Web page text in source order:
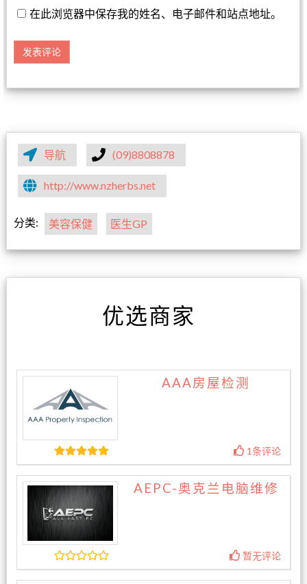
在此浏览器中保存我的姓名、电子邮件和站点地址。
导航 (09)8808878
http://www.nzherbs.net
分类: 美容保健 医生GP
优选商家
AAA房屋检测
1条评论
AEPC-奥克兰电脑维修
暂无评论